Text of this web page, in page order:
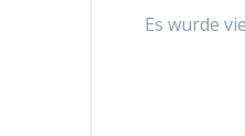
Es wurde